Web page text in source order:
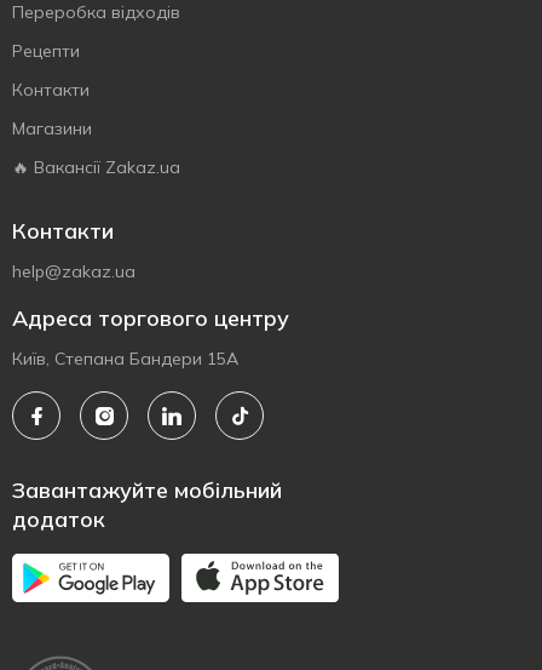
Переробка відходів
Рецепти
Контакти
Магазини
🔥 Вакансії Zakaz.ua
Контакти
help@zakaz.ua
Адреса торгового центру
Київ, Степана Бандери 15А
Завантажуйте мобільний
додаток